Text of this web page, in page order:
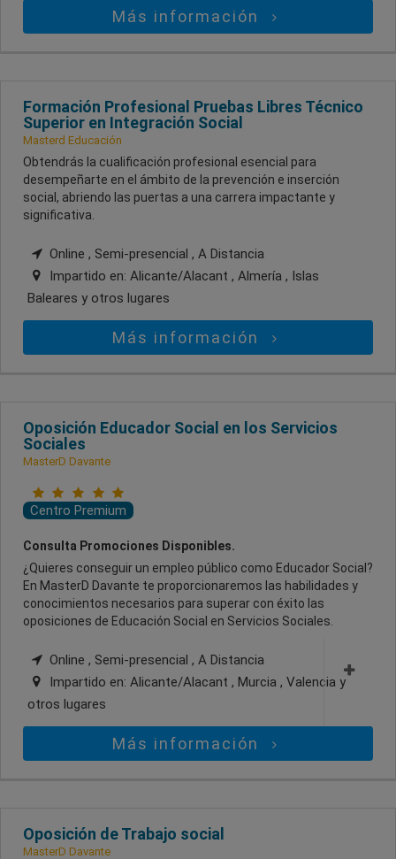
Más información
Formación Profesional Pruebas Libres Técnico
Superior en Integración Social
Masterd Educación
Obtendrás la cualificación profesional esencial para
desempeñarte en el ámbito de la prevención e inserción
social, abriendo las puertas a una carrera impactante y
significativa.
Online , Semi-presencial , A Distancia
Impartido en: Alicante/Alacant , Almería , Islas
Baleares y otros lugares
Más información
Oposición Educador Social en los Servicios
Sociales
MasterD Davante
Centro Premium
Consulta Promociones Disponibles.
¿Quieres conseguir un empleo público como Educador Social?
En MasterD Davante te proporcionaremos las habilidades y
conocimientos necesarios para superar con éxito las
oposiciones de Educación Social en Servicios Sociales.
Online , Semi-presencial , A Distancia
Impartido en: Alicante/Alacant , Murcia , Valencia y
otros lugares
Más información
Oposición de Trabajo social
MasterD Davante